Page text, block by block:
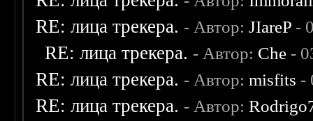
RE: лица трекера. - Автор:JIareP -
RE: лица трекера. - Автор: Che -
RE: лица трекера. - Автор:misfits -
RE: лица трекера. - Автор: